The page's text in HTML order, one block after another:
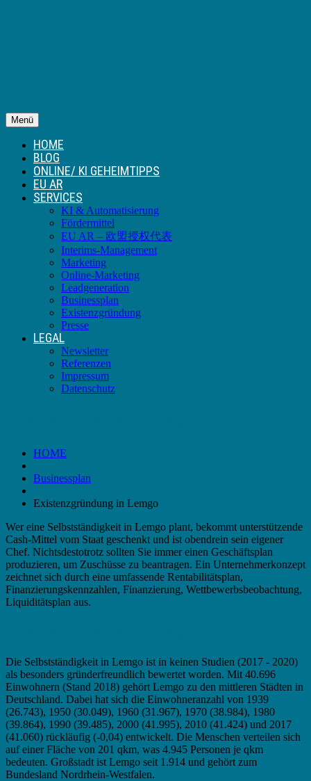
Menü
HOME
BLOG
ONLINE/ KI GEHEIMTIPPS
EU AR
SERVICES
KI & Automatisierung
Fördermittel
EU AR – 欧盟授权代表
Interims-Management
Marketing
Online-Marketing
Leadgeneration
Businessplan
Existenzgründung
Presse
LEGAL
Newsletter
Referenzen
Impressum
Datenschutz
HOME
Businessplan
Existenzgründung in Lemgo
Wer eine Selbstständigkeit in Lemgo plant, bekommt unterstützende
Cash-Mittel vom Staat geschenkt und ist obendrein sein eigener
Chef. Nichtsdestotrotz sollten Sie immer einen Geschäftsplan
produzieren, um Zuschüsse zu beantragen. Ein Unternehmerkonzept
zeichnet sich durch eine umfassende Rentabilitätsplan,
Finanzierungskennzahlen, Finanzierung, Wettbewerbsbeobachtung,
Liquiditätsplan aus.
Die Selbstständigkeit in Lemgo ist in keinen Studien (2017 - 2020)
als besonders gründerfreundlich bewertet worden. Mit 40.696
Einwohnern (Stand 2018) gehört Lemgo zu den mittleren Städten in
Deutschland. Dabei hat sich die Einwohneranzahl von 1939
(26.743), 1950 (30.049), 1960 (31.967), 1970 (38.984), 1980
(39.864), 1990 (39.485), 2000 (41.995), 2010 (41.424) und 2017
(41.060) rückläufig (-0,04) entwickelt. Die Menschen verteilen sich
auf einer Fläche von 201 qkm, was 4.945 Personen je qkm
bedeuten. Großstadt ist Lemgo seit 1.914 und gehört zum
Bundesland Nordrhein-Westfalen.